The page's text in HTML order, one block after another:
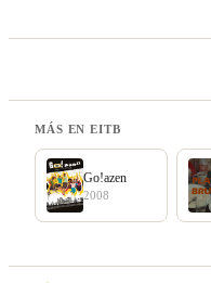
MÁS EN EITB
Go!azen
2008